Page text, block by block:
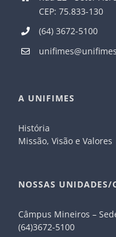
CEP: 75.833-130
(64) 3672-5100
A UNIFIMES
História
Missão, Visão e Valores
NOSSAS UNIDADES/
Câmpus Mineiros –
(64)3672-5100